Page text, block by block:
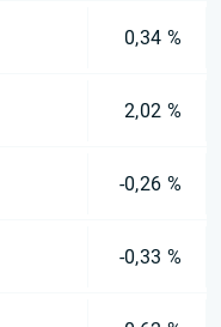
0,34 %
2,02 %
-0,26 %
-0,33 %